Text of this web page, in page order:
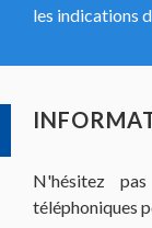
les indications
N'hésitez
téléphoniques